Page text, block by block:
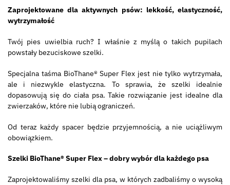
Zaprojektowane dla aktywnych psów: lekkość, elastyczność,
wytrzymałość
Twój pies uwielbia ruch? I właśnie z myślą o takich pupilach
powstały bezuciskowe szelki.
Specjalna taśma BioThane® Super Flex jest nie tylko wytrzymała,
ale i niezwykle elastyczna. To sprawia, że szelki idealnie
dopasowują się do ciała psa. Takie rozwiązanie jest idealne dla
zwierzaków, które nie lubią ograniczeń.
Od teraz każdy spacer będzie przyjemnością, a nie uciążliwym
obowiązkiem.
Szelki BioThane® Super Flex– dobry wybór dla każdego psa
Zaprojektowaliśmy szelki dla psa, w których zadbaliśmy o wysoką